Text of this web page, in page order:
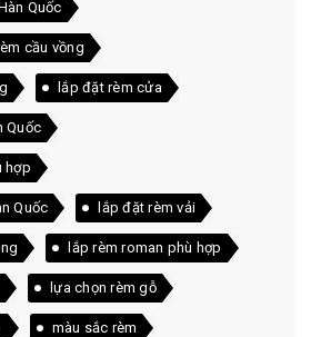
Quốc
cầu vồng
lắp đặt rèm cửa
Quốc
hợp
Quốc lắp đặt rèm vải
lắp rèm roman phù hợp
lựa chọn rèm gỗ
màu sắc rèm